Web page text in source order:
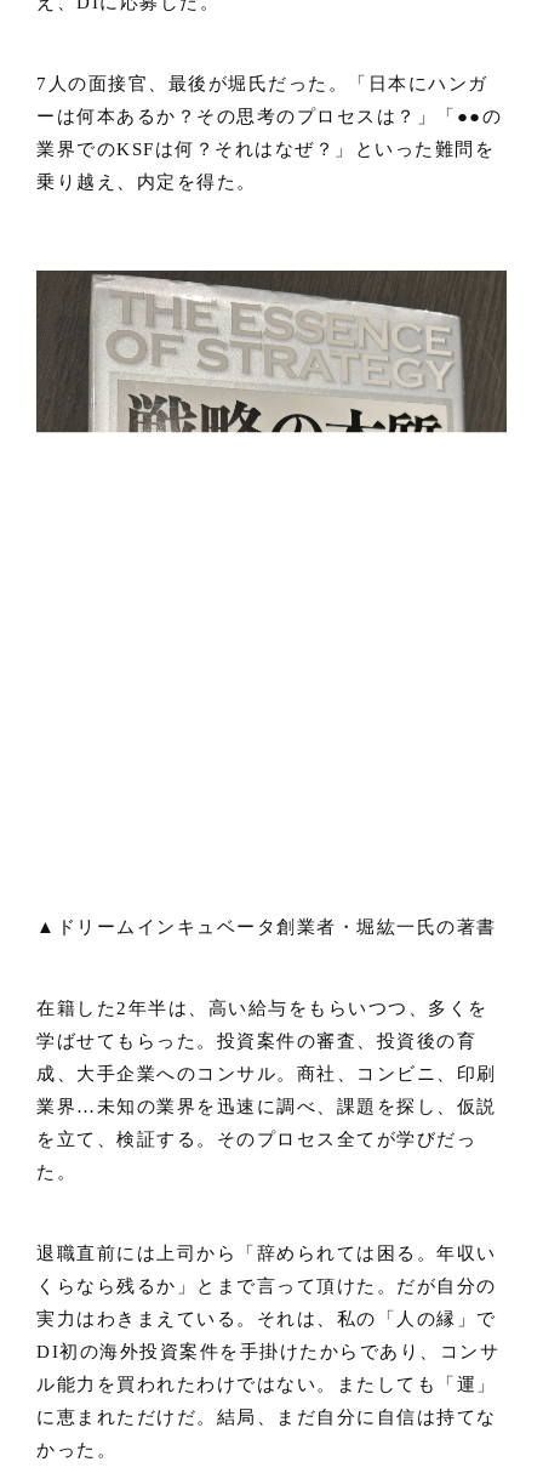
7人の面接官、最後が堀氏だった。「日本にハンガ
ーは何本あるか？その思考のプロセスは？」「●●の
業界でのKSFは何？それはなぜ？」といった難問を
乗り越え、内定を得た。
▲ドリームインキュベータ創業者・堀紘一氏の著書
在籍した2年半は、高い給与をもらいつつ、多くを
学ばせてもらった。投資案件の審査、投資後の育
成、大手企業へのコンサル。商社、コンビニ、印刷
業界…未知の業界を迅速に調べ、課題を探し、仮説
を立て、検証する。そのプロセス全てが学びだっ
た。
退職直前には上司から「辞められては困る。年収い
くらなら残るか」とまで言って頂けた。だが自分の
実力はわきまえている。それは、私の「人の縁」で
DI初の海外投資案件を手掛けたからであり、コンサ
ル能力を買われたわけではない。またしても「運」
に恵まれただけだ。結局、まだ自分に自信は持てな
かった。